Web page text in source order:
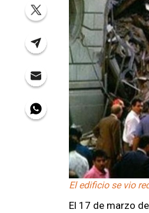
El edificio se vio
El 17 de marzo